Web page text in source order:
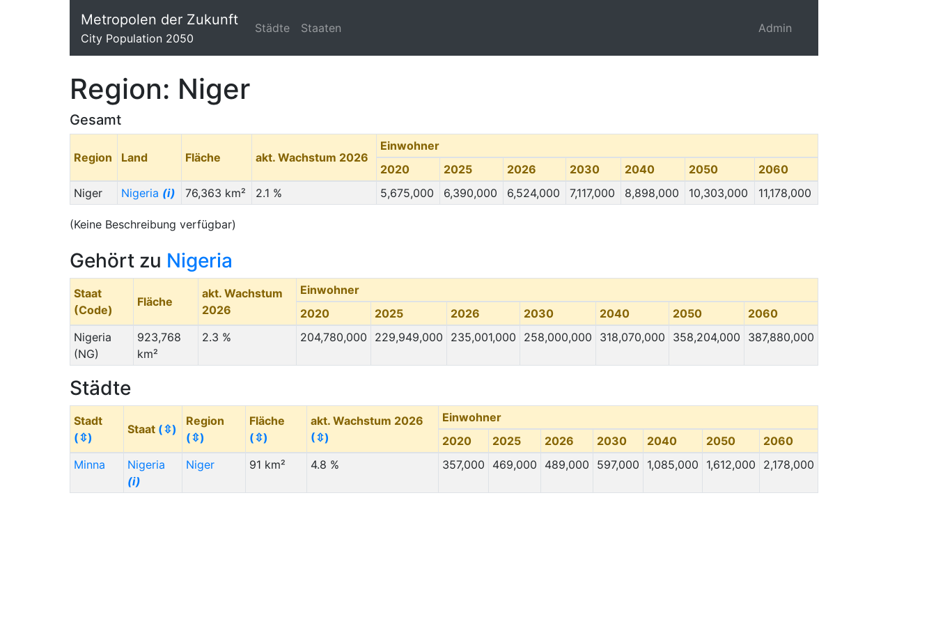
Metropolen der Zukunft
City Population 2050
Städte Staaten Admin
Region: Niger
Gesamt
Region Land Fläche akt. Wachstum 2026
Einwohner
2020
2025 2026 2030 2040 2050
2060
Niger
Nigeria (i) 76,363 km² 2.1 % 5,675,000 6,390,000 6,524,000 7,117,000 8,898,000 10,303,000 11,178,000
(Keine Beschreibung verfügbar)
Gehört zu Nigeria
Staat
(Code)
Fläche
akt. Wachstum
2026
Einwohner
2020
2025 2026 2030 2040 2050
2060
Nigeria
(NG)
923,768
km²
2.3 % 204,780,000 229,949,000 235,001,000 258,000,000 318,070,000 358,204,000 387,880,000
Städte
Stadt
(⇳)
Staat (⇳)
Region
(⇳)
Fläche
(⇳)
akt. Wachstum 2026
(⇳)
Einwohner
2020
2025 2026 2030 2040 2050
2060
Minna
Nigeria
(i)
Niger 91 km² 4.8 % 357,000 469,000 489,000 597,000 1,085,000 1,612,000 2,178,000